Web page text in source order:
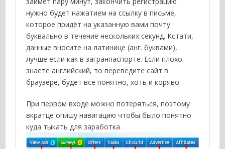
нужно будет нажатием на ссылку в письме,
которое придёт на указанную вами почту
буквально в течение нескольких секунд. Кстати,
данные вносите на латинице (анг. буквами),
лучше если как в загранпаспорте. Если плохо
знаете английский, то переведите сайт в
браузере, будет всё понятно, хоть и коряво.
При первом входе можно потеряться, поэтому
вкратце опишу навигацию чтобы было понятно
куда тыкать для заработка